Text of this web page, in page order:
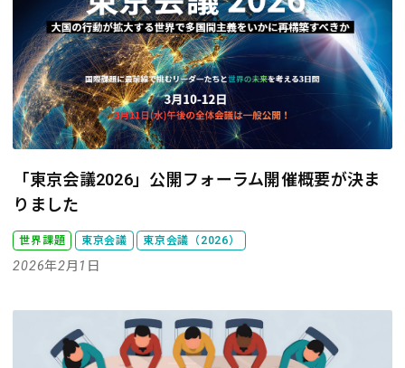
「東京会議2026」公開フォーラム開催概要が決ま
りました
世界課題 東京会議 東京会議（2026）
2026年2月1日